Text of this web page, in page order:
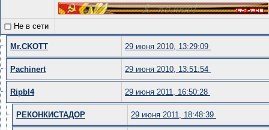
Не в сети
Mr.CKOTT 29 июня 2010, 13:29:09
Pachinert 29 июня 2010, 13:51:54
Ripbl4 29 июня 2011, 16:50:28
РЕКОНКИСТАДОР 29 июня 2011, 18:48:39